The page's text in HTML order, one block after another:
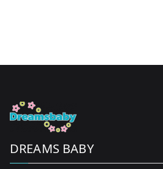
DREAMS BABY